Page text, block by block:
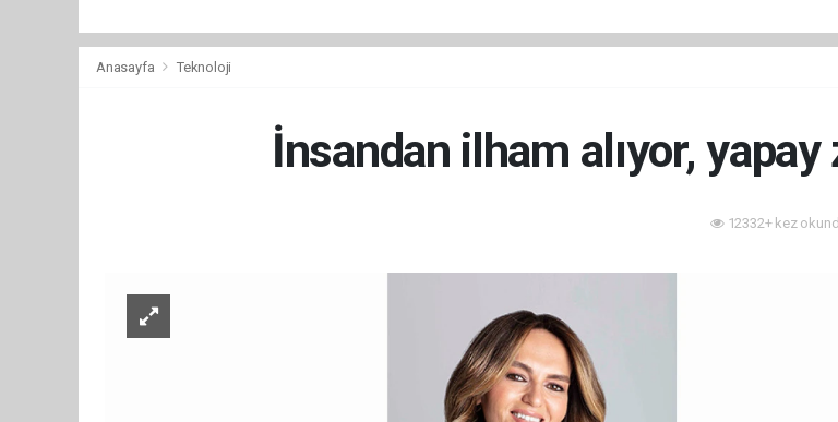
Anasayfa Teknoloji
İnsandan ilham alıyor,
12332+ kez